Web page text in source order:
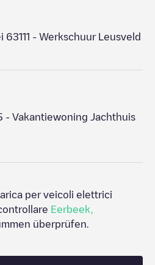
- Werkschuur Leusveld
- Vakantiewoning Jachthuis
per veicoli elettrici
controllare Eerbeek
überprüfen.